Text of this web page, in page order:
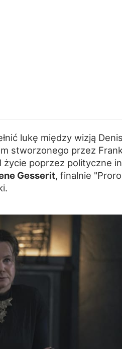
lukę między wizją
stworzonego przez
poprzez polityczne
Gesserit, finalnie